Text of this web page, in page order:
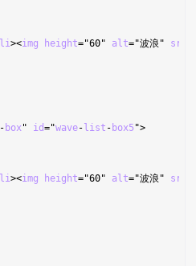
li><img height="60" alt="波浪" src
- box" id="wave- list - box5 ">
li><img height="60" alt="波浪" src